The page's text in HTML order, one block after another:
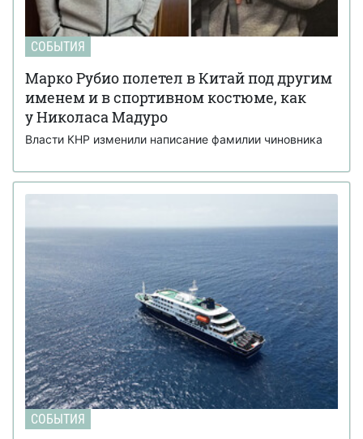
СОБЫТИЯ
Марко Рубио полетел в Китай под другим
именем и в спортивном костюме, как
у Николаса Мадуро
Власти КНР изменили написание фамилии чиновника
СОБЫТИЯ